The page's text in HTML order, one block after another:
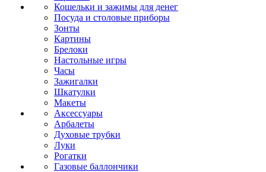
Кошельки и зажимы для денег
Посуда и столовые приборы
Зонты
Картины
Брелоки
Настольные игры
Часы
Зажигалки
Шкатулки
Макеты
Аксессуары
Арбалеты
Духовые трубки
Луки
Рогатки
Газовые баллончики